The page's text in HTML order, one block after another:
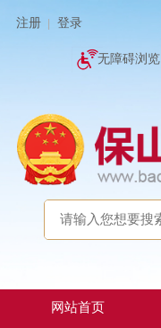
注册 登录
无障碍浏览
网站首页